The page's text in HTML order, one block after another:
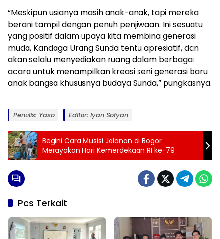
“Meskipun usianya masih anak-anak, tapi mereka
berani tampil dengan penuh penjiwaan. Ini sesuatu
yang positif dalam upaya kita membina generasi
muda, Kandaga Urang Sunda tentu apresiatif, dan
akan selalu menyediakan ruang dalam berbagai
acara untuk menampilkan kreasi seni generasi baru
anak bangsa khususnya budaya Sunda,” pungkasnya.
Penulis: Yaso Editor: Iyan Sofyan
Begini Cara Musisi Jalanan di Bogor
Merayakan Hari Kemerdekaan RI ke-79
Pos Terkait